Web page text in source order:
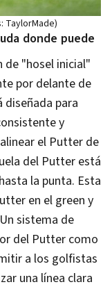
TaylorMade)
donde puede
de "hosel inicial"
por delante de
para
y
el Putter de
del Putter está
la punta. Esta
en el green y
sistema de
del Putter como
a los golfistas
una línea clara